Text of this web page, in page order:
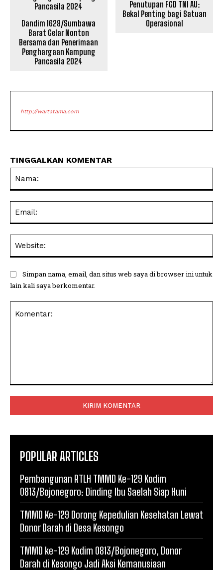
Dandim 1628/Sumbawa
Barat Gelar Nonton
Bersama dan Penerimaan
Penghargaan Kampung
Pancasila 2024
Penutupan FGD TNI AU:
Bekal Penting bagi Satuan
Operasional
http://wartatama.com
TINGGALKAN KOMENTAR
Simpan nama, email, dan situs web saya di browser ini untuk
lain kali saya berkomentar.
POPULAR ARTICLES
Pembangunan RTLH TMMD Ke-129 Kodim
0813/Bojonegoro: Dinding Ibu Saelah Siap Huni
TMMD Ke-129 Dorong Kepedulian Kesehatan Lewat
Donor Darah di Desa Kesongo
TMMD ke-129 Kodim 0813/Bojonegoro, Donor
Darah di Kesongo Jadi Aksi Kemanusiaan